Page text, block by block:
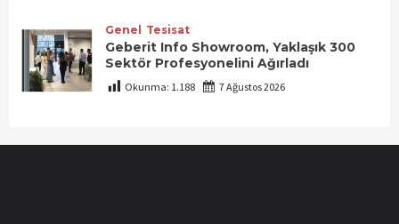
Genel Tesisat
Geberit Info Showroom, Yaklaşık 300
Sektör Profesyonelini Ağırladı
Okunma: 1.188 7 Ağustos 2026